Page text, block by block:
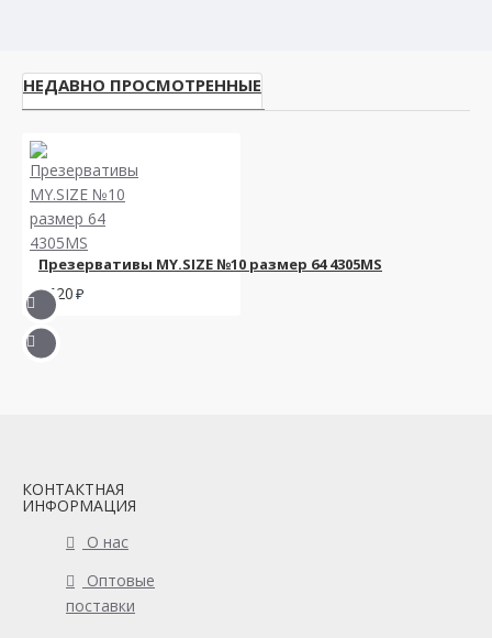
НЕДАВНО ПРОСМОТРЕННЫЕ
Презервативы MY.SIZE №10 размер 64 4305MS
2520
КОНТАКТНАЯ
ИНФОРМАЦИЯ
О нас
Оптовые
поставки